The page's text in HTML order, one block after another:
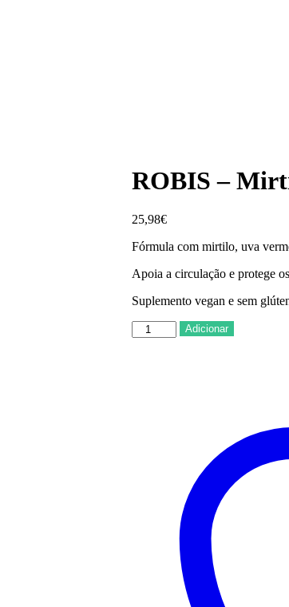
ROBIS –
25,98€
Fórmula com mirtilo, uva
Apoia a circulação e protege
Suplemento vegan e sem
Quantidade
de
Adicionar